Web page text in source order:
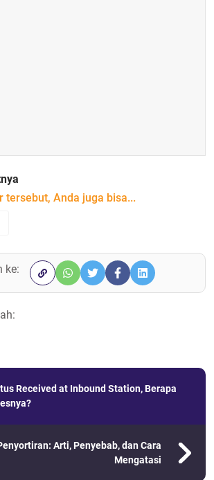
tersebut, Anda juga bisa...
ke:
Received at Inbound Station, Berapa
Arti, Penyebab, dan Cara
Mengatasi